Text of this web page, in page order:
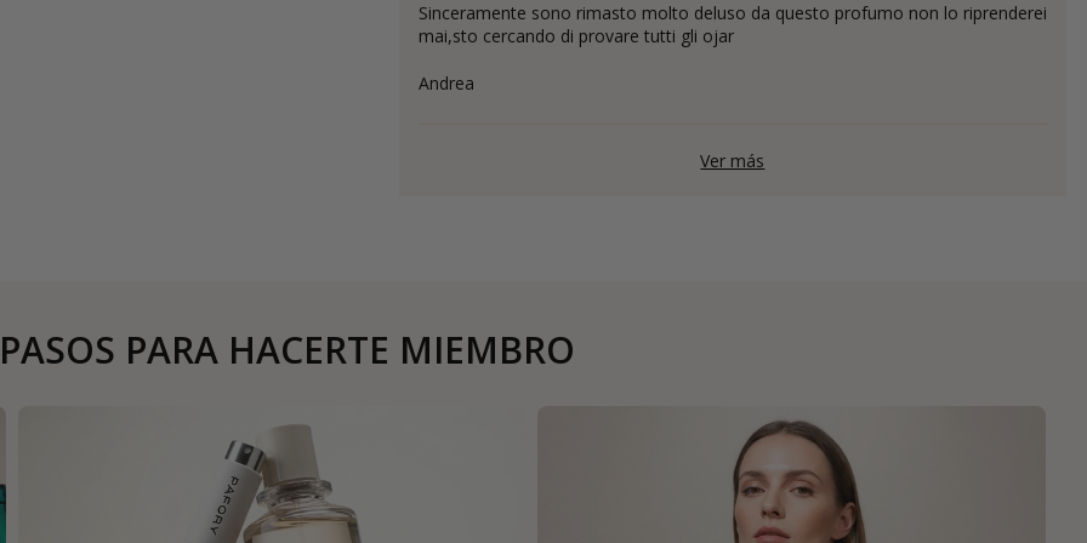
Sinceramente sono rimasto molto deluso da questo profumo non lo riprenderei
mai,sto cercando di provare tutti gli ojar
Andrea
Ver más
PARA HACERTE MIEMBRO